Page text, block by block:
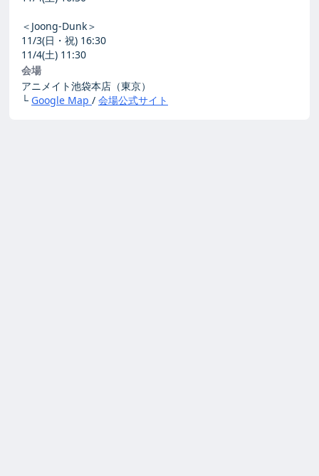
＜Joong-Dunk＞
11/3(日・祝) 16:30
11/4(土) 11:30
会場
アニメイト池袋本店（東京）
└ Google Map / 会場公式サイト